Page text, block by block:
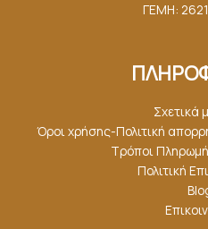
ΓΕΜΗ:
Σχετικά
Όροι χρήσης-Πολιτική
Τρόποι
Πολιτική